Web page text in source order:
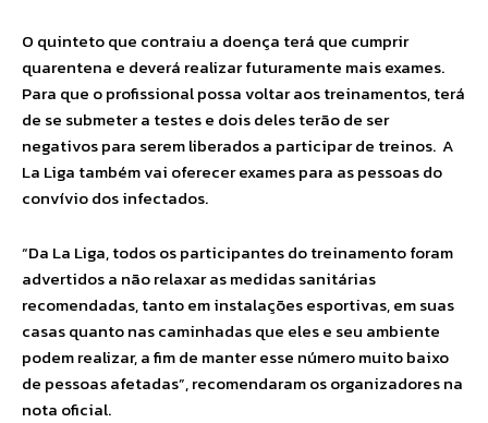
O quinteto que contraiu a doença terá que cumprir
quarentena e deverá realizar futuramente mais exames.
Para que o profissional possa voltar aos treinamentos, terá
de se submeter a testes e dois deles terão de ser
negativos para serem liberados a participar de treinos. A
La Liga também vai oferecer exames para as pessoas do
convívio dos infectados.
“Da La Liga, todos os participantes do treinamento foram
advertidos a não relaxar as medidas sanitárias
recomendadas, tanto em instalações esportivas, em suas
casas quanto nas caminhadas que eles e seu ambiente
podem realizar, a fim de manter esse número muito baixo
de pessoas afetadas”, recomendaram os organizadores na
nota oficial.